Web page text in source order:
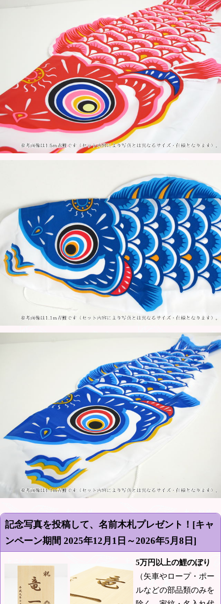
記念写真を投稿して、名前木札プレゼント！[キャ
ンペーン期間 2025年12月1日～2026年5月8日]
5万円以上の鯉のぼり
（矢車やロープ・ポー
ルなどの部品類のみを